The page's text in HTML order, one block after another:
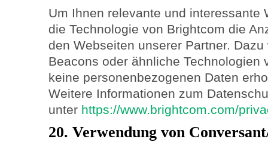
Um Ihnen relevante und interessante
die Technologie von Brightcom die
den Webseiten unserer Partner.
Beacons oder ähnliche Technologien
keine personenbezogenen Daten
Weitere Informationen zum
unter https://www.brightcom.com/
20. Verwendung von